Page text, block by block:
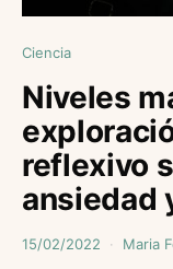
Ciencia
Niveles
reflexivo
ansiedad
15/02/2022 Maria